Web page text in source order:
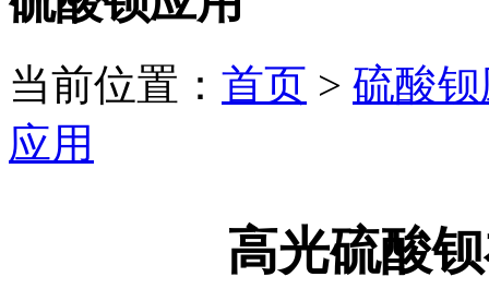
当前位置： 首页 > 硫酸
应用
高光硫酸